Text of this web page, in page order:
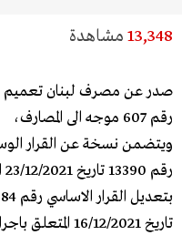
13,348 مشاهدة
صدر عن مصرف لبنان
رقم 607 موجه الى المصارف،
ويتضمن نسخة عن القرار
بتعديل
تاريخ 16/12/2021